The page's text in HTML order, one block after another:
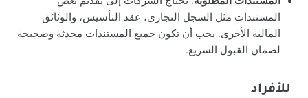
المستندات مثل السجل التجاري، عقد التأسيس، والوثائق
المالية الأخرى. يجب أن تكون جميع المستندات محدثة وصحيحة
لضمان القبول السريع.
للأفراد